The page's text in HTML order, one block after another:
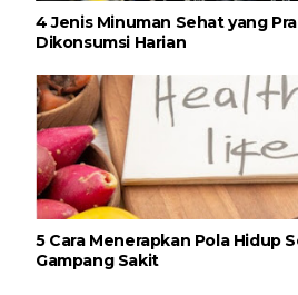
4 Jenis Minuman Sehat yang
Dikonsumsi Harian
5 Cara Menerapkan Pola Hidup
Gampang Sakit